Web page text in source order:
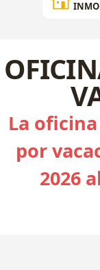
La
por
2026